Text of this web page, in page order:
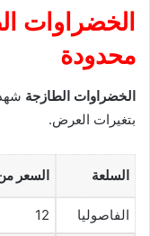
الخضراوات
محدودة
الخضراوات الطازجة
بتغيرات العرض.
السلعة السعر
الفاصوليا 12